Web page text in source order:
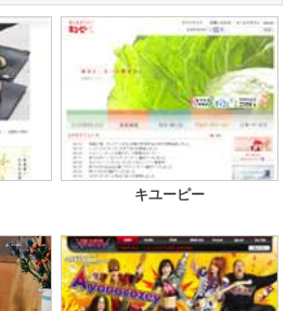
キユーピー